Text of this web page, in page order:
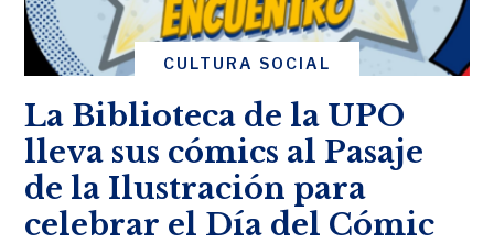
CULTURA SOCIAL
La Biblioteca de la UPO
lleva sus cómics al Pasaje
de la Ilustración para
celebrar el Día del Cómic